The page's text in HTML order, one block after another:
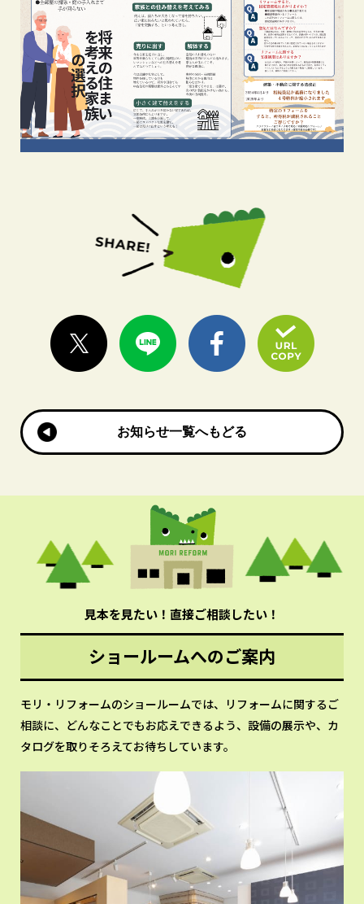
お知らせ一覧へもどる
お知らせ一覧へもどる
見本を見たい！直接ご相談したい！
ショールームへのご案内
モリ・リフォームのショールームでは、リフォームに関するご
相談に、どんなことでもお応えできるよう、設備の展示や、カ
タログを取りそろえてお待ちしています。